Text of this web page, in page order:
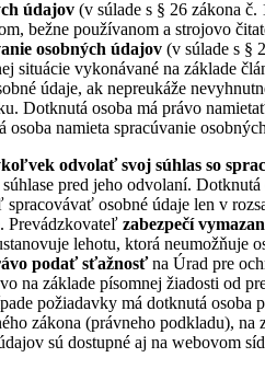
údajov (v súlade s § 26 zákona
bežne používanom a strojovo
osobných údajov (v súlade s §
situácie vykonávané na základe
údaje, ak nepreukáže
Dotknutá osoba má právo
namieta spracúvanie
odvolať svoj súhlas so
pred jeho odvolaní.
osobné údaje len v
Prevádzkovateľ zabezpečí
lehotu, ktorá
podať sťažnosťna Úrad pre
na základe písomnej žiadosti od
požiadavky má dotknutá osoba
zákona (právneho podkladu),
sú dostupné aj na webovom